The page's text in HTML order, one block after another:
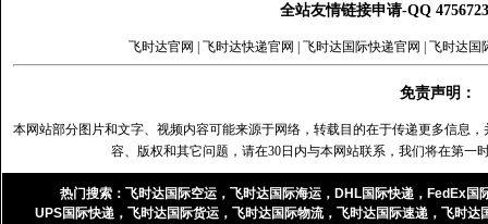
全站友情链接申请-QQ
飞时达官网 飞时达快递官网 飞时达国际快递官网 飞时达国
免责声明：
本网站部分图片和文字、视频内容可能来源于网络，转载目的在于传递更多信息
容、版权和其它问题，请在30日内与本网站联系，我们将在第一
热门搜索： 飞时达国际空运 ， 飞时达国际海运 ， DHL国际快递 ， FedEx国
UPS国际快递 ， 飞时达国际货运 ， 飞时达国际物流， 飞时达国际速递 ， 飞时达